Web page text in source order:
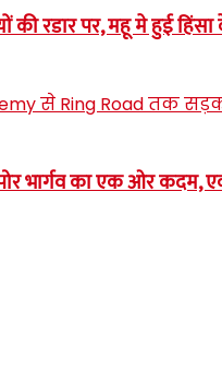
की रडार पर, महू मे हुई
भार्गव का एक ओर